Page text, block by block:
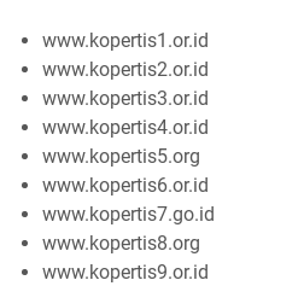
www.kopertis1.or.id
www.kopertis2.or.id
www.kopertis3.or.id
www.kopertis4.or.id
www.kopertis5.org
www.kopertis6.or.id
www.kopertis7.go.id
www.kopertis8.org
www.kopertis9.or.id